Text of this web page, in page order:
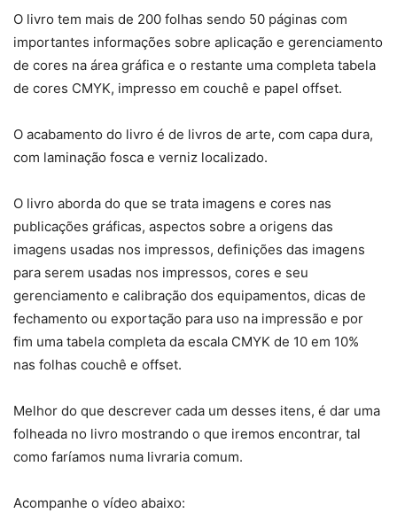
O livro tem mais de 200 folhas sendo 50 páginas com
importantes informações sobre aplicação e gerenciamento
de cores na área gráfica e o restante uma completa tabela
de cores CMYK, impresso em couchê e papel offset.
O acabamento do livro é de livros de arte, com capa dura,
com laminação fosca e verniz localizado.
O livro aborda do que se trata imagens e cores nas
publicações gráficas, aspectos sobre a origens das
imagens usadas nos impressos, definições das imagens
para serem usadas nos impressos, cores e seu
gerenciamento e calibração dos equipamentos, dicas de
fechamento ou exportação para uso na impressão e por
fim uma tabela completa da escala CMYK de 10 em 10%
nas folhas couchê e offset.
Melhor do que descrever cada um desses itens, é dar uma
folheada no livro mostrando o que iremos encontrar, tal
como faríamos numa livraria comum.
Acompanhe o vídeo abaixo: